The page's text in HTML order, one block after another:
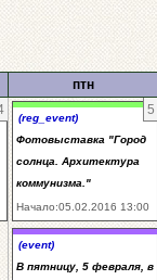
птн
5
(reg_event)
Фотовыставка "Город
солнца. Архитектура
коммунизма."
Начало:05.02.2016 13:00
(event)
В пятницу, 5 февраля, в